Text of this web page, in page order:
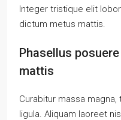
Integer tristique elit
dictum metus mattis.
Phasellus
mattis
Curabitur massa
ligula. Aliquam laoreet